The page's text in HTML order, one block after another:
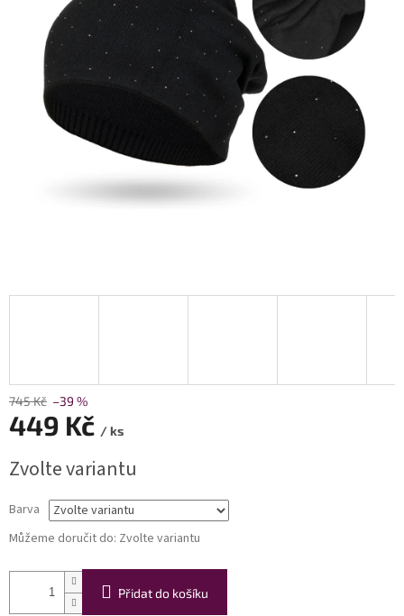
745 Kč –39 %
449 Kč / ks
cena:
Zvolte variantu
Barva
Můžeme doručit do: Zvolte variantu
Přidat do košíku